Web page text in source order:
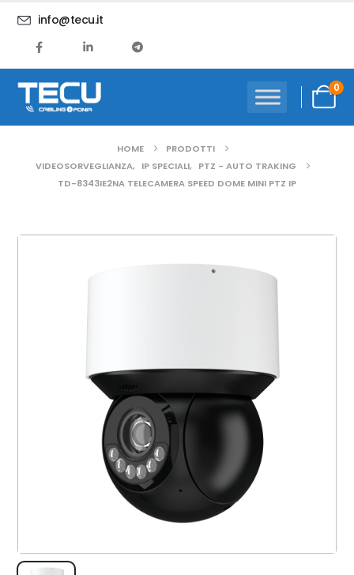
info@tecu.it
0
HOME
PRODOTTI
VIDEOSORVEGLIANZA, IP SPECIALI, PTZ - AUTO TRAKING
TD-8343IE2NA TELECAMERA SPEED DOME MINI PTZ IP